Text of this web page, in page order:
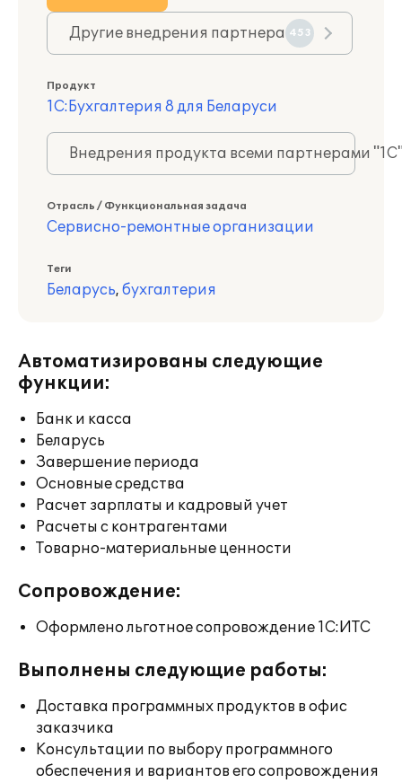
Другие внедрения партнера 453
Продукт
1С:Бухгалтерия 8 для Беларуси
Внедрения продукта всеми партнерами
Отрасль / Функциональная задача
Сервисно-ремонтные организации
Теги
Беларусь, бухгалтерия
Автоматизированы следующие
функции:
Банк и касса
Беларусь
Завершение периода
Основные средства
Расчет зарплаты и кадровый учет
Расчеты с контрагентами
Товарно-материальные ценности
Сопровождение:
Оформлено льготное сопровождение 1С:ИТС
Выполнены следующие работы:
Доставка программных продуктов в офис
заказчика
Консультации по выбору программного
обеспечения и вариантов его сопровождения